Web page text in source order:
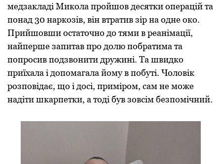
медзакладі Микола пройшов десятки операцій та
понад 30 наркозів, він втратив зір на одне око.
Прийшовши остаточно до тями в реанімації,
найперше запитав про долю побратима та
попросив подзвонити дружині. Та швидко
приїхала і допомагала йому в побуті. Чоловік
розповідає, що і досі, приміром, сам не може
надіти шкарпетки, а тоді був зовсім безпомічний.